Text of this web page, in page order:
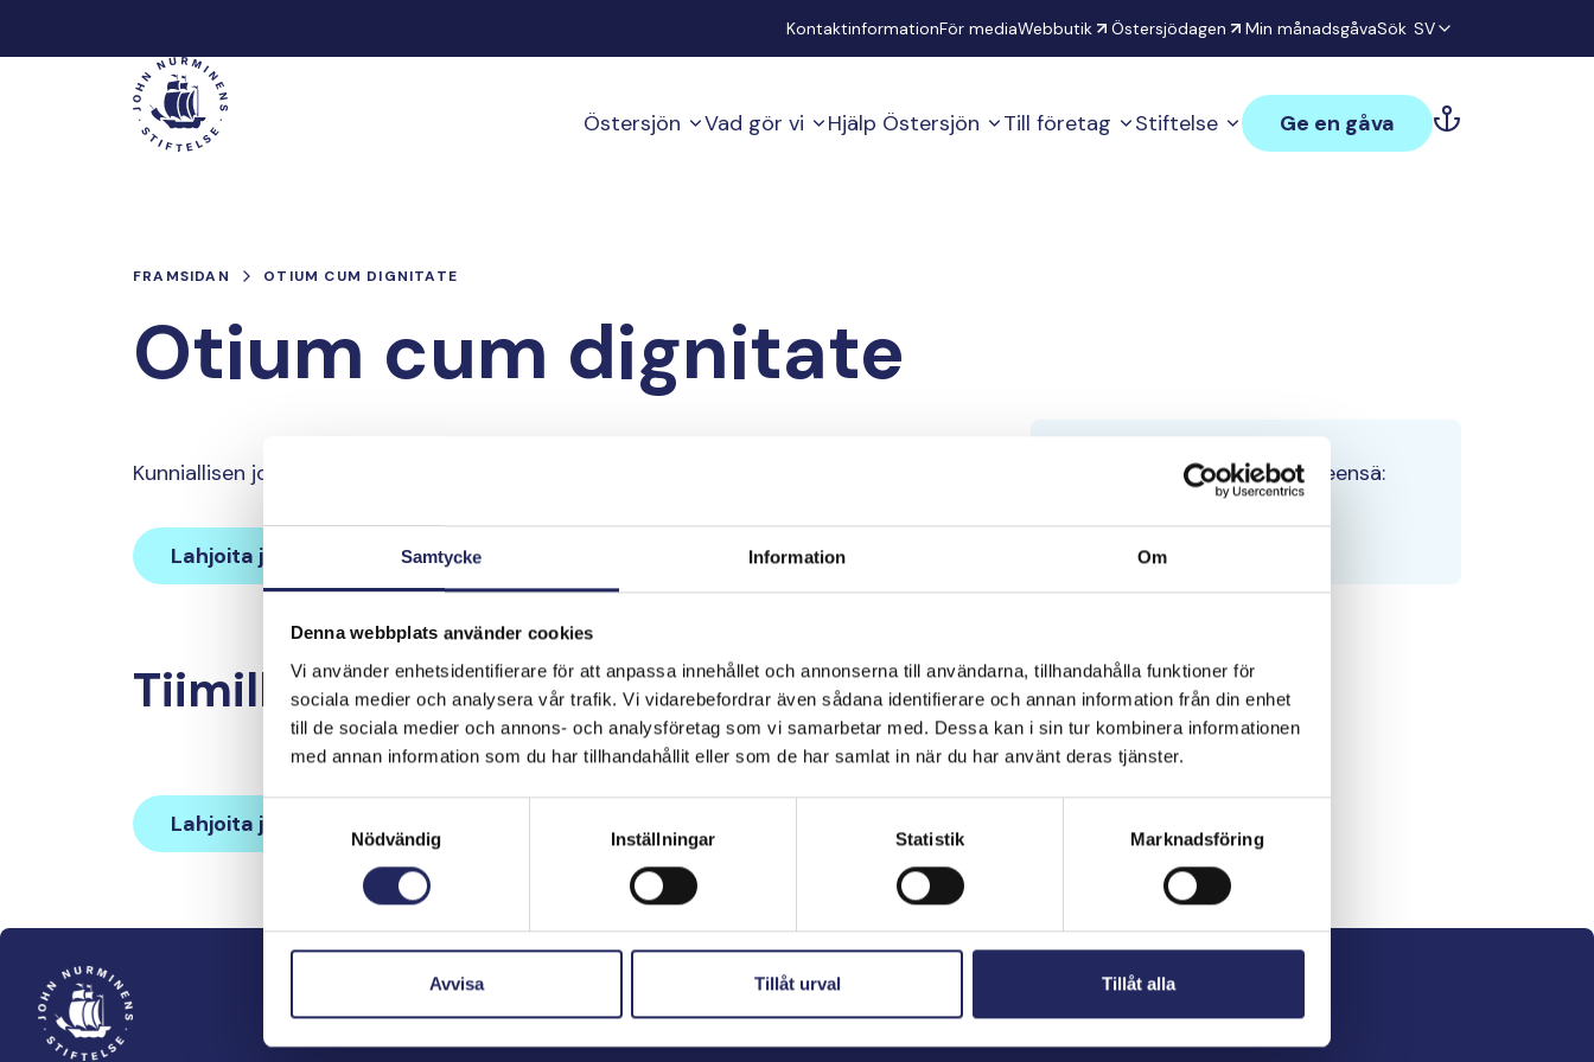
Samtycke Information Om
Denna webbplats använder cookies
Vi använder enhetsidentifierare för att anpassa innehållet och annonserna till användarna, tillhandahålla funktioner för
sociala medier och analysera vår trafik. Vi vidarebefordrar även sådana identifierare och annan information från din enhet
till de sociala medier och annons- och analysföretag som vi samarbetar med. Dessa kan i sin tur kombinera informationen
med annan information som du har tillhandahållit eller som de har samlat in när du har använt deras tjänster.
Nödvändig
Inställningar Statistik Marknadsföring
Avvisa Tillåt urval Tillåt alla
KontaktinformationFör mediaWebbutik Östersjödagen Min månadsgåvaSök SV
Main Östersjön Vad gör vi Hjälp Östersjön Till företag Stiftelse Ge en gåva
FRAMSIDAN OTIUM CUM DIGNITATE
Otium cum dignitate
Kunniallisen joutenolon ylistys
Lahjoita ja liity tähän tiimiin
Tiimin lahjoitukset yhteensä:
Tiimille tehdyt lahjoitukset
Lahjoita ja liity tähän tiimiin